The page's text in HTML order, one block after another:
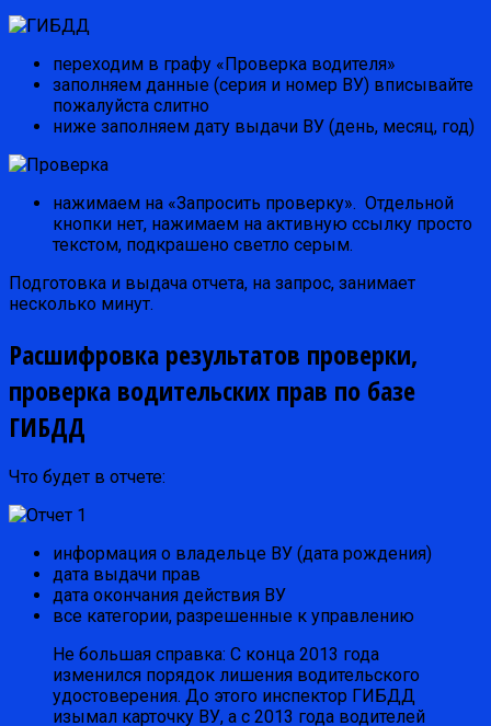
переходим в графу «Проверка водителя»
заполняем данные (серия и номер ВУ) вписывайте
пожалуйста слитно
ниже заполняем дату выдачи ВУ (день, месяц, год)
нажимаем на «Запросить проверку». Отдельной
кнопки нет, нажимаем на активную ссылку просто
текстом, подкрашено светло серым.
Подготовка и выдача отчета, на запрос, занимает
несколько минут.
Расшифровка результатов проверки,
проверка водительских прав по базе
ГИБДД
Что будет в отчете:
информация о владельце ВУ (дата рождения)
дата выдачи прав
дата окончания действия ВУ
все категории, разрешенные к управлению
Не большая справка: С конца 2013 года
изменился порядок лишения водительского
удостоверения. До этого инспектор ГИБДД
изымал карточку ВУ, а с 2013 года водителей